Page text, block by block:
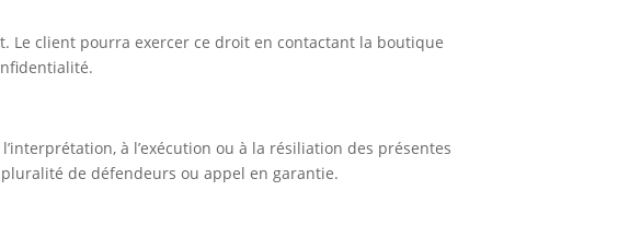
Le client pourra exercer ce droit en contactant la boutique
à l’exécution ou à la résiliation des présentes
de défendeurs ou appel en garantie.